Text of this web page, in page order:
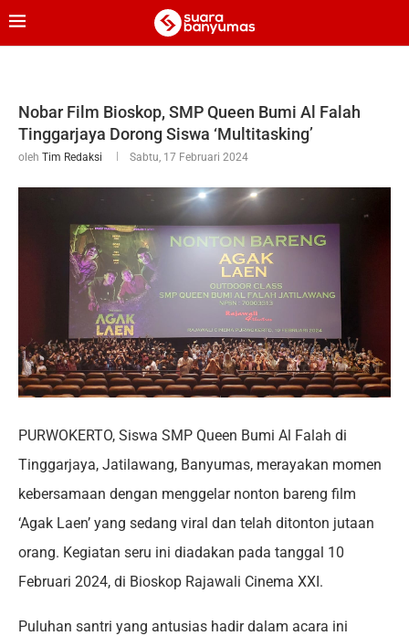
Nobar Film Bioskop, SMP Queen Bumi Al Falah
Tinggarjaya Dorong Siswa ‘Multitasking’
oleh Tim Redaksi Sabtu, 17 Februari 2024
PURWOKERTO, Siswa SMP Queen Bumi Al Falah di
Tinggarjaya, Jatilawang, Banyumas, merayakan momen
kebersamaan dengan menggelar nonton bareng film
‘Agak Laen’ yang sedang viral dan telah ditonton jutaan
orang. Kegiatan seru ini diadakan pada tanggal 10
Februari 2024, di Bioskop Rajawali Cinema XXI.
Puluhan santri yang antusias hadir dalam acara ini